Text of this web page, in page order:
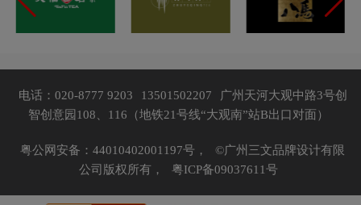
电话：020-8777 9203 13501502207
广州天河大观中路3号创
智创意园108、116（地铁21号线“大观南”站B出口对面）
粤公网安备：44010402001197号，
©广州三文品牌设计有限
公司版权所有，
粤ICP备09037611号